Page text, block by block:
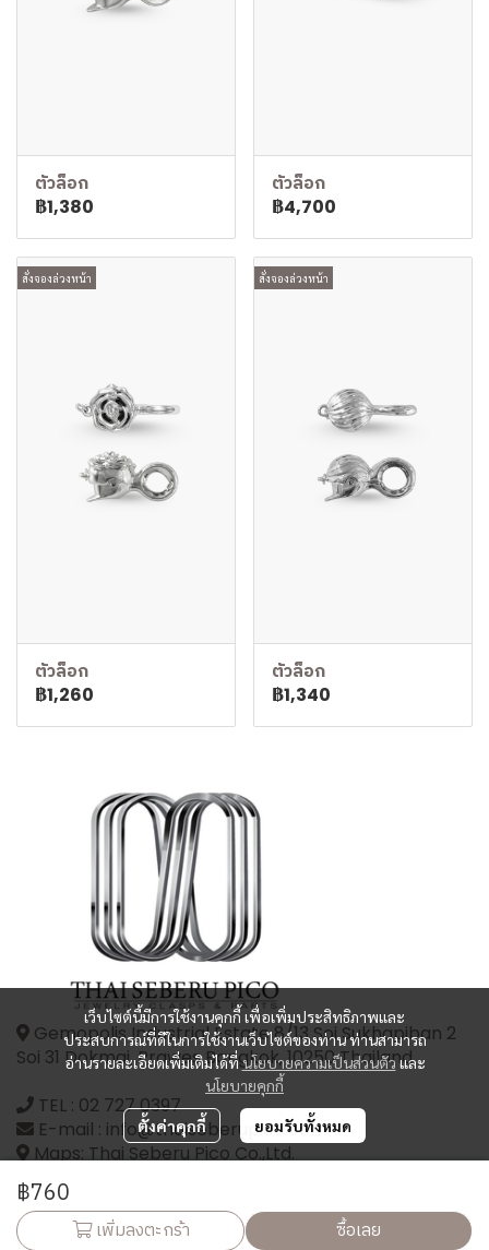
ตัวล็อก
฿1,380
ตัวล็อก
฿4,700
สั่งจองล่วงหน้า
ตัวล็อก
฿1,260
สั่งจองล่วงหน้า
ตัวล็อก
฿1,340
฿760
เพิ่มลงตะกร้า ซื้อเลย
เว็บไซต์นี้มีการใช้งานคุกกี้ เพื่อเพิ่มประสิทธิภาพและ
ประสบการณ์ที่ดีในการใช้งานเว็บไซต์ของท่าน ท่านสามารถ
อ่านรายละเอียดเพิ่มเติมได้ที่นโยบายความเป็นส่วนตัวและ
นโยบายคุกกี้
ตั้งค่าคุกกี้ ยอมรับทั้งหมด
Gemopolis Industrial Estate 8/13 Soi Sukhapiban 2
Soi 31 Dokmai, Prawes Bangkok, 10250 Thailand
TEL : 02 727 0397
E-mail : info@thaiseberupico.com
Maps: Thai Seberu Pico Co.,Ltd.